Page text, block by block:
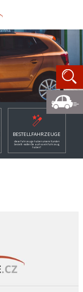
BESTELLFAHRZEUGE
diese Fahrzeuge haben unsere Kunden
bestellt - wollen Sie auch so ein Fahrzeug
haben?